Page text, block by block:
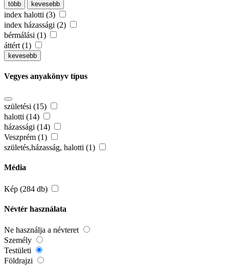
több kevesebb
index halotti (3)
index házassági (2)
bérmálási (1)
áttért (1)
kevesebb
Vegyes anyakönyv típus
születési (15)
halotti (14)
házassági (14)
Veszprém (1)
születés,házasság, halotti (1)
Média
Kép (284 db)
Névtér használata
Ne használja a névteret
Személy
Testületi
Földrajzi